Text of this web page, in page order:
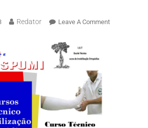
Redator Leave A Comment